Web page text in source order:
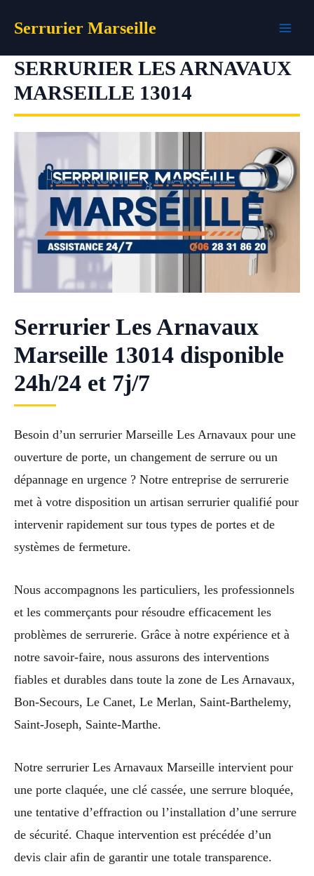
Serrurier Marseille
SERRURIER LES ARNAVAUX
MARSEILLE 13014
Serrurier Les Arnavaux
Marseille 13014 disponible
24h/24 et 7j/7
Besoin d’un serrurier Marseille Les Arnavaux pour une
ouverture de porte, un changement de serrure ou un
dépannage en urgence ? Notre entreprise de serrurerie
met à votre disposition un artisan serrurier qualifié pour
intervenir rapidement sur tous types de portes et de
systèmes de fermeture.
Nous accompagnons les particuliers, les professionnels
et les commerçants pour résoudre efficacement les
problèmes de serrurerie. Grâce à notre expérience et à
notre savoir-faire, nous assurons des interventions
fiables et durables dans toute la zone de Les Arnavaux,
Bon-Secours, Le Canet, Le Merlan, Saint-Barthelemy,
Saint-Joseph, Sainte-Marthe.
Notre serrurier Les Arnavaux Marseille intervient pour
une porte claquée, une clé cassée, une serrure bloquée,
une tentative d’effraction ou l’installation d’une serrure
de sécurité. Chaque intervention est précédée d’un
devis clair afin de garantir une totale transparence.